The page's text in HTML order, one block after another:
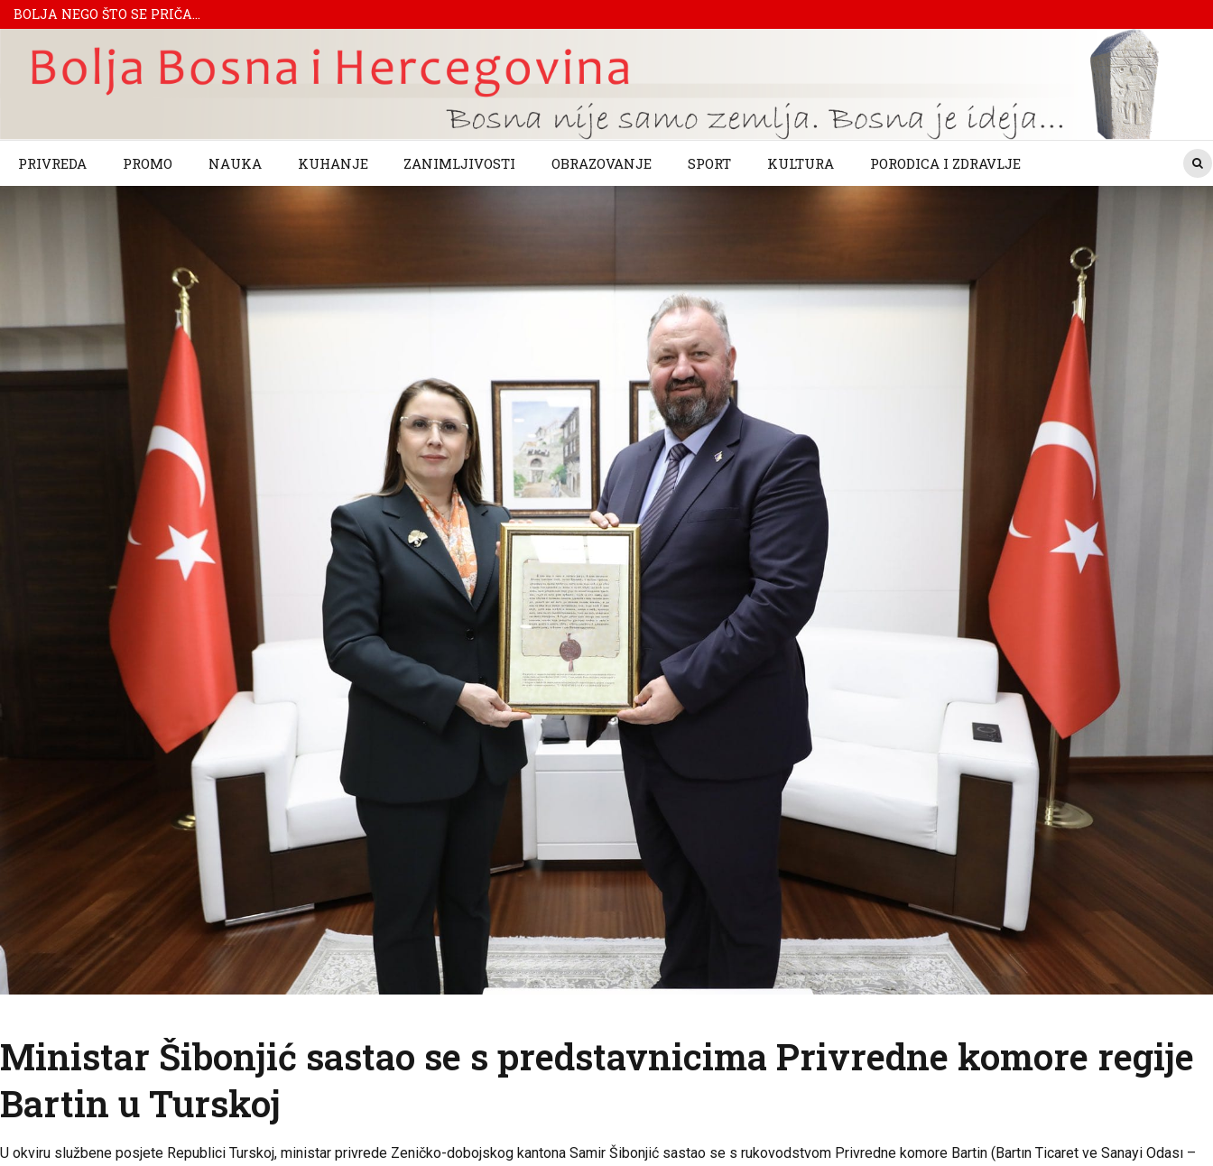
BOLJA NEGO ŠTO SE PRIČA...
PRIVREDA PROMO NAUKA KUHANJE ZANIMLJIVOSTI OBRAZOVANJE SPORT KULTURA PORODICA I ZDRAVLJE
Ministar Šibonjić sastao se s predstavnicima Privredne komore regije
Bartin u Turskoj
U okviru službene posjete Republici Turskoj, ministar privrede Zeničko-dobojskog kantona Samir Šibonjić sastao se s rukovodstvom Privredne komore Bartin (Bartın Ticaret ve Sanayi Odası –